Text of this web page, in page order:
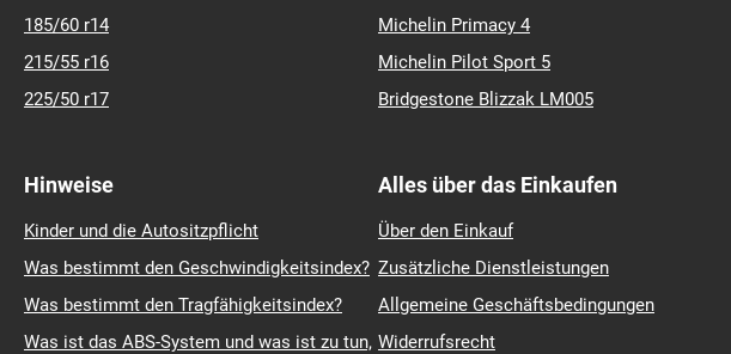
185/60 r14
215/55 r16
225/50 r17
Michelin Primacy 4
Michelin Pilot Sport 5
Bridgestone Blizzak LM005
Hinweise
Kinder und die Autositzpflicht
Was bestimmt den Geschwindigkeitsindex?
Was bestimmt den Tragfähigkeitsindex?
Was ist das ABS-System und was ist zu tun,
Alles über das Einkaufen
Über den Einkauf
Zusätzliche Dienstleistungen
Allgemeine Geschäftsbedingungen
Widerrufsrecht